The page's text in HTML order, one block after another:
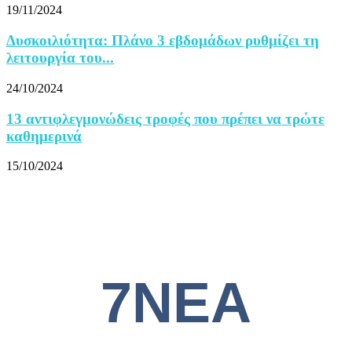
19/11/2024
Δυσκοιλιότητα: Πλάνο 3 εβδομάδων ρυθμίζει τη
λειτουργία του...
24/10/2024
13 αντιφλεγμονώδεις τροφές που πρέπει να τρώτε
καθημερινά
15/10/2024
7ΝΕΑ